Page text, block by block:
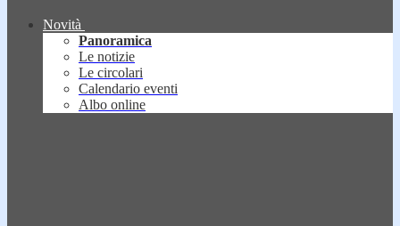
Novità
Panoramica
Le notizie
Le circolari
Calendario eventi
Albo online